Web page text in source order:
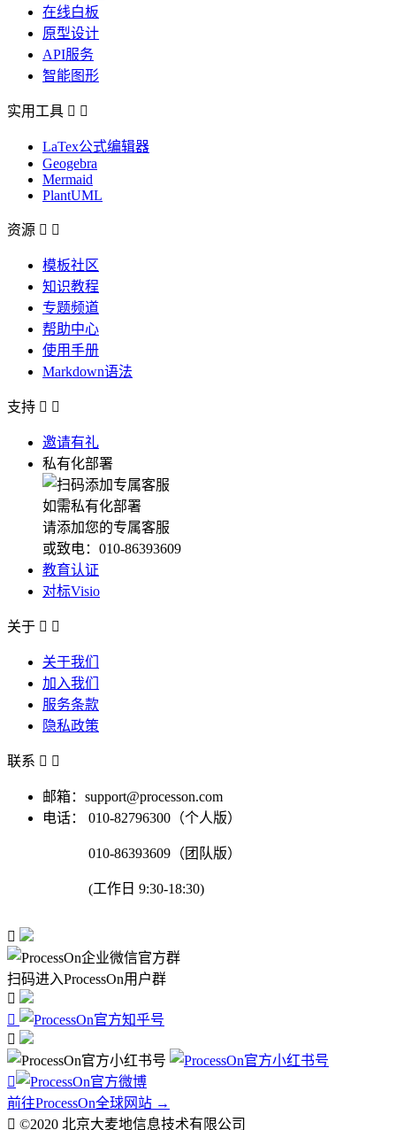
在线白板
原型设计
API服务
智能图形
实用工具  
LaTex公式编辑器
Geogebra
Mermaid
PlantUML
资源  
模板社区
知识教程
专题频道
帮助中心
使用手册
Markdown语法
支持  
邀请有礼
私有化部署
如需私有化部署
请添加您的专属客服
或致电：010-86393609
教育认证
对标Visio
关于  
关于我们
加入我们
服务条款
隐私政策
联系  
邮箱：support@processon.com
电话：
010-82796300（个人版）
010-86393609（团队版）
(工作日 9:30-18:30)

扫码进入ProcessOn用户群




前往ProcessOn全球网站 →
 ©2020 北京大麦地信息技术有限公司